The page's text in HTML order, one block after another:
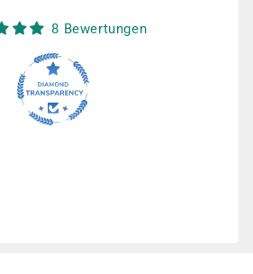
8 Bewertungen